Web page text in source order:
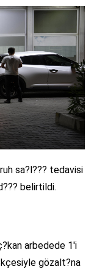
sa?l??? tedavisi
belirtildi.
arbedede 1'i
gözalt?na